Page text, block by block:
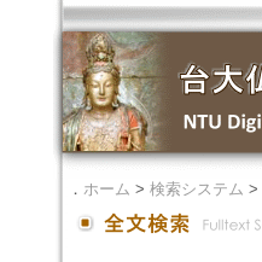
． ホーム > 検索システム >